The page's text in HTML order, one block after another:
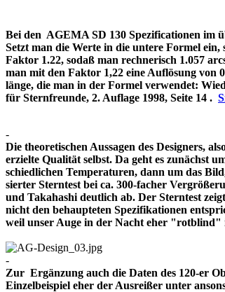
Bei den AGEMA SD 130 Spezificationen im
Setzt man die Werte in die untere Formel
Faktor 1.22, sodaß man rechnerisch 1.057
man mit den Faktor 1,22 eine Auflösung von
länge, die man in der Formel verwendet:
für Sternfreunde, 2. Auflage 1998, Seite 14 .
-
Die theoretischen Aussagen des Designers,
erzielte Qualität selbst. Da geht es zunächst
schiedlichen Temperaturen, dann um das
sierter Sterntest bei ca. 300-facher
und Takahashi deutlich ab. Der Sterntest
nicht den behaupteten Spezifikationen
weil unser Auge in der Nacht eher
-
Zur Ergänzung auch die Daten des 120-er
Einzelbeispiel eher der Ausreißer unter